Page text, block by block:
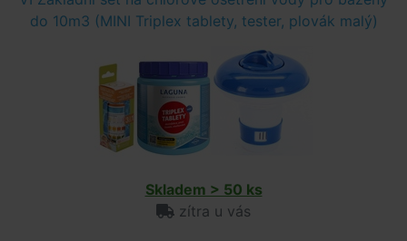
do 10m3 (MINI Triplex tablety, tester, plovák malý)
Skladem > 50 ks
zítra u vás